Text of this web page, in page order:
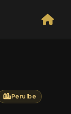
Peruíbe